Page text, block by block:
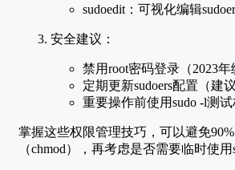
sudoedit：可视化编辑
安全建议：
禁用root密码登录（2023
定期更新sudoers配置（建
重要操作前使用sudo -l测
掌握这些权限管理技巧，可以避免
（chmod），再考虑是否需要临时使